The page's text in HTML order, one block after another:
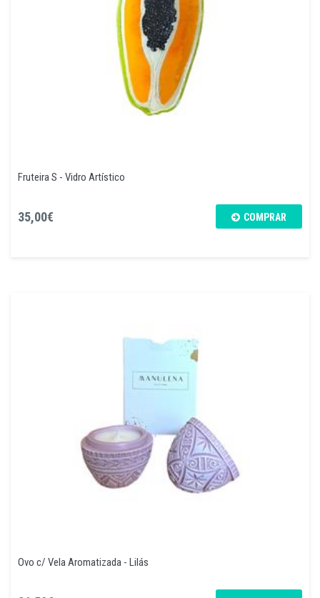
Fruteira S - Vidro Artístico
35,00€ COMPRAR
Ovo c/ Vela Aromatizada - Lilás